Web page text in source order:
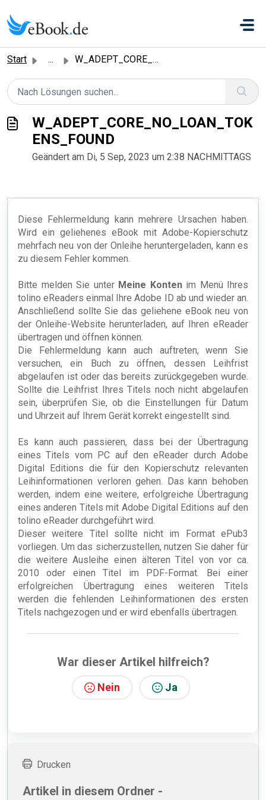
Start ... W_ADEPT_CORE_NO_LOAN_TOKENS_FOUND
W_ADEPT_CORE_NO_LOAN_TOK
ENS_FOUND
Geändert am Di, 5 Sep, 2023 um 2:38 NACHMITTAGS
Diese Fehlermeldung kann mehrere Ursachen haben.
Wird ein geliehenes eBook mit Adobe-Kopierschutz
mehrfach neu von der Onleihe heruntergeladen, kann es
zu diesem Fehler kommen.
Bitte melden Sie unter Meine Kontenim Menü Ihres
tolino eReaders einmal Ihre Adobe ID ab und wieder an.
Anschließend sollte Sie das geliehene eBook neu von
der Onleihe-Website herunterladen, auf Ihren eReader
übertragen und öffnen können.
Die Fehlermeldung kann auch auftreten, wenn Sie
versuchen, ein Buch zu öffnen, dessen Leihfrist
abgelaufen ist oder das bereits zurückgegeben wurde.
Sollte die Leihfrist Ihres Titels noch nicht abgelaufen
sein, überprüfen Sie, ob die Einstellungen für Datum
und Uhrzeit auf Ihrem Gerät korrekt eingestellt sind.
Es kann auch passieren, dass bei der Übertragung
eines Titels vom PC auf den eReader durch Adobe
Digital Editions die für den Kopierschutz relevanten
Leihinformationen verloren gehen. Das kann behoben
werden, indem eine weitere, erfolgreiche Übertragung
eines anderen Titels mit Adobe Digital Editions auf den
tolino eReader durchgeführt wird.
Dieser weitere Titel sollte nicht im Format ePub3
vorliegen. Um das sicherzustellen, nutzen Sie daher für
die weitere Ausleihe einen älteren Titel von vor ca.
2010 oder einen Titel im PDF-Format. Bei einer
erfolgreichen Übertragung eines weiteren Titels
werden die fehlenden Leihinformationen des ersten
Titels nachgezogen und er wird ebenfalls übertragen.
War dieser Artikel hilfreich?
Nein Ja
Drucken
Artikel in diesem Ordner -